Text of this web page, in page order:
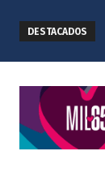
DESTACADOS